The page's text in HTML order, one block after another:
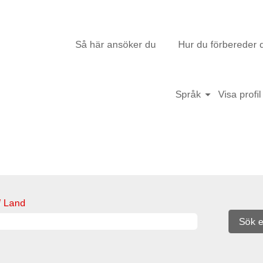
Så här ansöker du Hur du förbereder
Språk Visa profil
Land